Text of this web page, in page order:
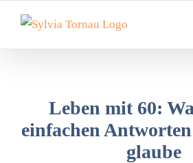
Inhalt
springen
Leben mit 60:
einfachen
glaube